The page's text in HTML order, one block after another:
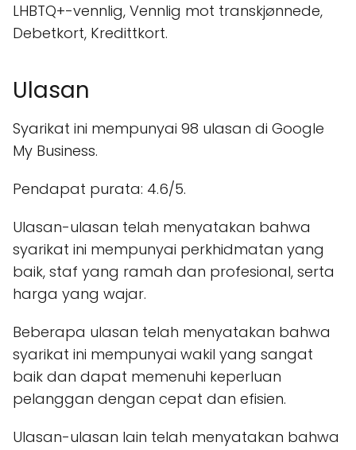
LHBTQ+-vennlig, Vennlig mot transkjønnede,
Debetkort, Kredittkort.
Ulasan
Syarikat ini mempunyai 98 ulasan di Google
My Business.
Pendapat purata: 4.6/5.
Ulasan-ulasan telah menyatakan bahwa
syarikat ini mempunyai perkhidmatan yang
baik, staf yang ramah dan profesional, serta
harga yang wajar.
Beberapa ulasan telah menyatakan bahwa
syarikat ini mempunyai wakil yang sangat
baik dan dapat memenuhi keperluan
pelanggan dengan cepat dan efisien.
Ulasan-ulasan lain telah menyatakan bahwa